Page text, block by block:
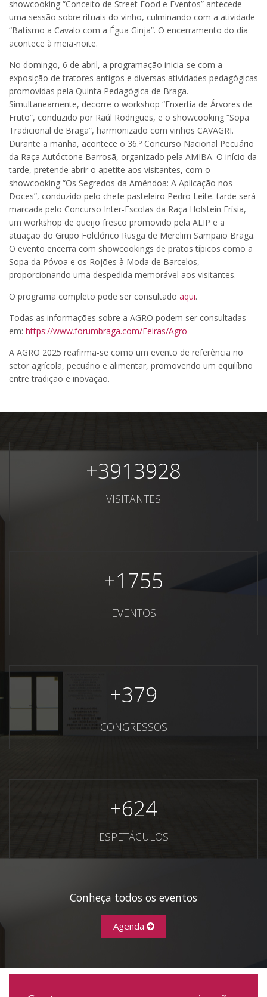
showcooking “Conceito de Street Food e Eventos” antecede
uma sessão sobre rituais do vinho, culminando com a atividade
“Batismo a Cavalo com a Égua Ginja”. O encerramento do dia
acontece à meia-noite.
No domingo, 6 de abril, a programação inicia-se com a
exposição de tratores antigos e diversas atividades pedagógicas
promovidas pela Quinta Pedagógica de Braga.
Simultaneamente, decorre o workshop “Enxertia de Árvores de
Fruto”, conduzido por Raúl Rodrigues, e o showcooking “Sopa
Tradicional de Braga”, harmonizado com vinhos CAVAGRI.
Durante a manhã, acontece o 36.º Concurso Nacional Pecuário
da Raça Autóctone Barrosã, organizado pela AMIBA. O início da
tarde, pretende abrir o apetite aos visitantes, com o
showcooking “Os Segredos da Amêndoa: A Aplicação nos
Doces”, conduzido pelo chefe pasteleiro Pedro Leite. tarde será
marcada pelo Concurso Inter-Escolas da Raça Holstein Frísia,
um workshop de queijo fresco promovido pela ALIP e a
atuação do Grupo Folclórico Rusga de Merelim Sampaio Braga.
O evento encerra com showcookings de pratos típicos como a
Sopa da Póvoa e os Rojões à Moda de Barcelos,
proporcionando uma despedida memorável aos visitantes.
O programa completo pode ser consultado aqui.
Todas as informações sobre a AGRO podem ser consultadas
em: https://www.forumbraga.com/Feiras/Agro
A AGRO 2025 reafirma-se como um evento de referência no
setor agrícola, pecuário e alimentar, promovendo um equilíbrio
entre tradição e inovação.
+3913928
VISITANTES
+1755
EVENTOS
+379
CONGRESSOS
+624
ESPETÁCULOS
Conheça todos os eventos
Agenda